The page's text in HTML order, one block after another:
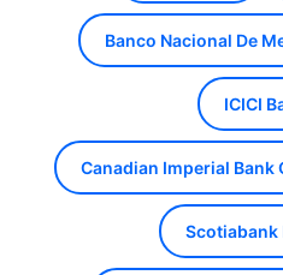
Banco Nacional De
ICICI
Canadian Imperial Bank
Scotiabank